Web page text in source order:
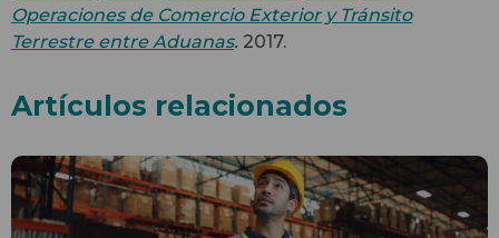
Operaciones de Comercio Exterior y Tránsito
Terrestre entre Aduanas. 2017.
Artículos relacionados